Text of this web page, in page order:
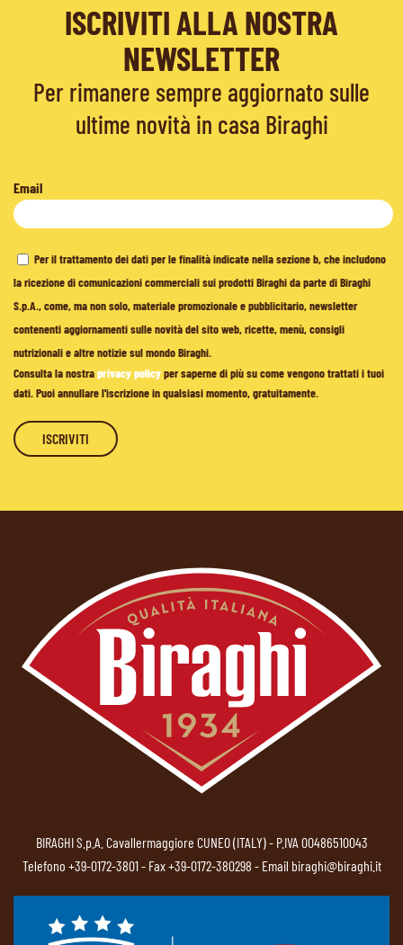
ISCRIVITI ALLA NOSTRA
NEWSLETTER
Per rimanere sempre aggiornato sulle
ultime novità in casa Biraghi
Email
Per il trattamento dei dati per le finalità indicate nella sezione b, che includono
la ricezione di comunicazioni commerciali sui prodotti Biraghi da parte di Biraghi
S.p.A., come, ma non solo, materiale promozionale e pubblicitario, newsletter
contenenti aggiornamenti sulle novità del sito web, ricette, menù, consigli
nutrizionali e altre notizie sul mondo Biraghi.
Consulta la nostraprivacy policyper saperne di più su come vengono trattati i tuoi
dati. Puoi annullare l'iscrizione in qualsiasi momento, gratuitamente.
BIRAGHI S.p.A. Cavallermaggiore CUNEO (ITALY) - P.IVA 00486510043
Telefono +39-0172-3801- Fax +39-0172-380298 - Email biraghi@biraghi.it